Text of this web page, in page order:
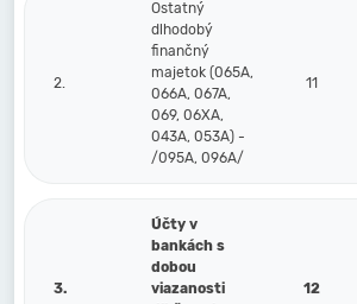
2.
Ostatný
dlhodobý
finančný
majetok (065A,
066A, 067A,
069, 06XA,
043A, 053A) -
/095A, 096A/
11
3.
Účty v
bankách s
dobou
viazanosti
12